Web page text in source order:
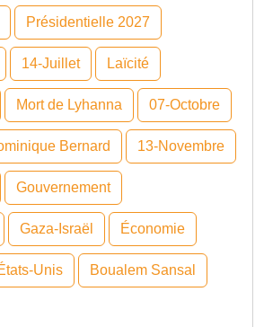
Présidentielle 2027
14-Juillet Laïcité
Mort de Lyhanna 07-Octobre
Bernard 13-Novembre
Gouvernement
Gaza-Israël Économie
Unis Boualem Sansal